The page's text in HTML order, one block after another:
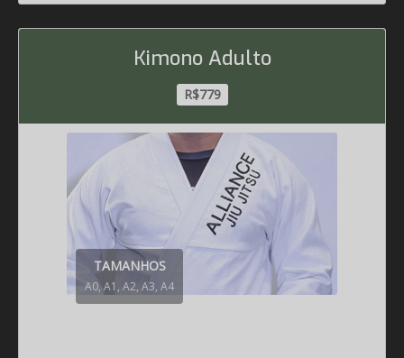
Kimono Adulto
R$779
TAMANHOS
A0, A1, A2, A3, A4